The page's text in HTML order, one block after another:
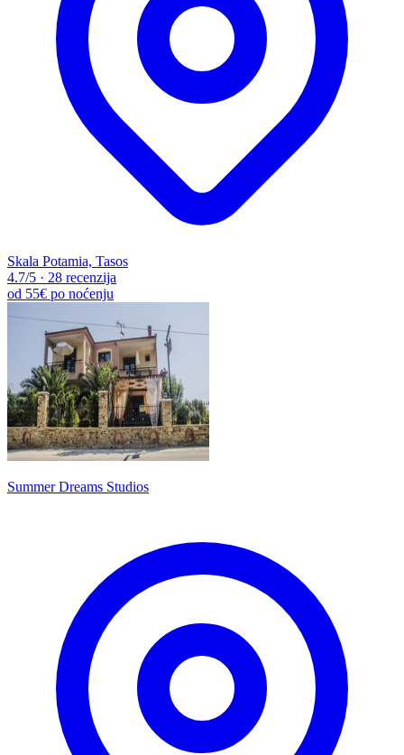
Skala Potamia, Tasos
4.7/5 · 28 recenzija
od 55€ po noćenju
Summer Dreams Studios